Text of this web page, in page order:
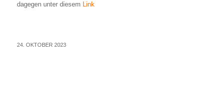
dagegen unter diesem Link
24. OKTOBER 2023